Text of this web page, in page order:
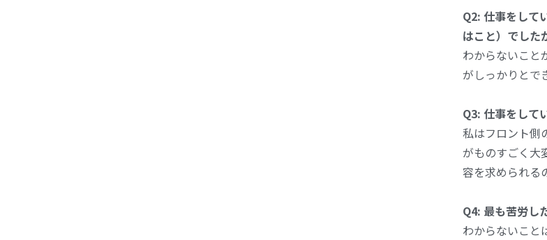
Q2: 仕事をして
はこと）でした
わからないこと
がしっかりとで
Q3: 仕事をして
私はフロント側
がものすごく大
容を求められる
Q4: 最も苦労し
わからないこと